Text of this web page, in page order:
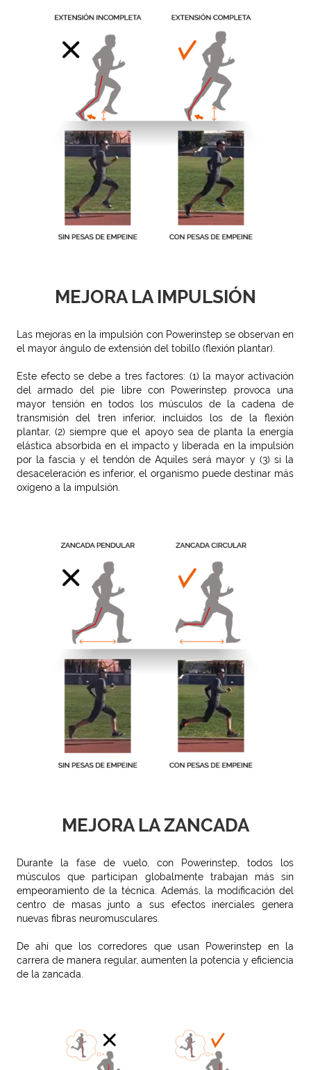
MEJORA LA IMPULSIÓN
Las mejoras en la impulsión con Powerinstep se observan en
el mayor ángulo de extensión del tobillo (flexión plantar).
Este efecto se debe a tres factores: (1) la mayor activación
del armado del pie libre con Powerinstep provoca una
mayor tensión en todos los músculos de la cadena de
transmisión del tren inferior, incluidos los de la flexión
plantar, (2) siempre que el apoyo sea de planta la energía
elástica absorbida en el impacto y liberada en la impulsión
por la fascia y el tendón de Aquiles será mayor y (3) si la
desaceleración es inferior, el organismo puede destinar más
oxígeno a la impulsión.
MEJORA LA ZANCADA
Durante la fase de vuelo, con Powerinstep, todos los
músculos que participan globalmente trabajan más sin
empeoramiento de la técnica. Además, la modificación del
centro de masas junto a sus efectos inerciales genera
nuevas fibras neuromusculares.
De ahí que los corredores que usan Powerinstep en la
carrera de manera regular, aumenten la potencia y eficiencia
de la zancada.